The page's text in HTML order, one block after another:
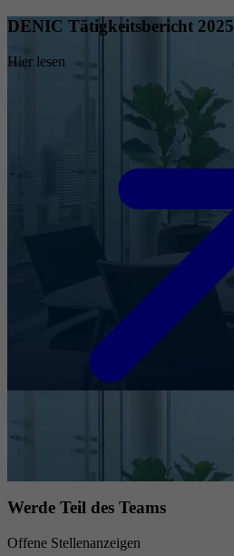
DENIC Tätigkeitsbericht 2025
Hier lesen
Werde Teil des Teams
Offene Stellenanzeigen